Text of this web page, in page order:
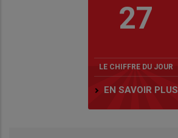
27
LE CHIFFRE DU JOUR
EN SAVOIR PLUS